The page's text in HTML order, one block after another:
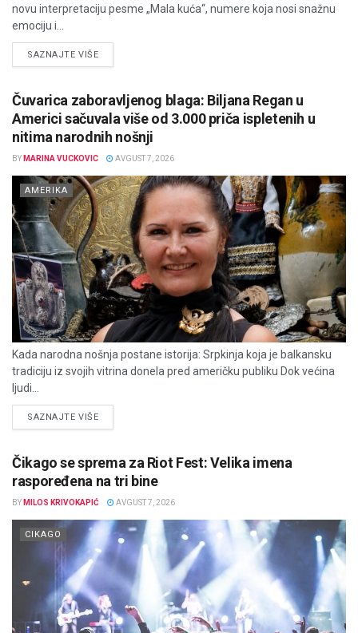
novu interpretaciju pesme „Mala kuća“, numere koja nosi snažnu
emociju i...
SAZNAJTE VIŠEDETAILS
Čuvarica zaboravljenog blaga: Biljana Regan u
Americi sačuvala više od 3.000 priča ispletenih u
nitima narodnih nošnji
BY MARINA VUCKOVIC AVGUST 7, 2026
AMERIKA
Kada narodna nošnja postane istorija: Srpkinja koja je balkansku
tradiciju iz svojih vitrina donela pred američku publiku Dok većina
ljudi...
SAZNAJTE VIŠEDETAILS
Čikago se sprema za Riot Fest: Velika imena
raspoređena na tri bine
BY MILOS KRIVOKAPIĆ AVGUST 7, 2026
CIKAGO